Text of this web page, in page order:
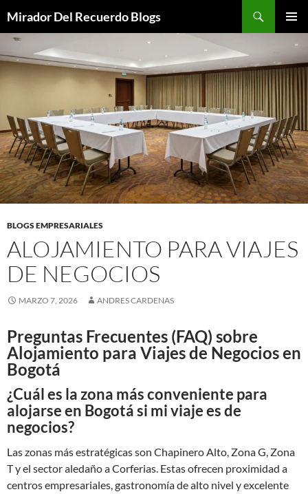
contenido
Mirador Del Recuerdo Blogs
BLOGS EMPRESARIALES
ALOJAMIENTO PARA VIAJES
DE NEGOCIOS
MARZO 7, 2026 ANDRES CARDENAS
Preguntas Frecuentes (FAQ) sobre
Alojamiento para Viajes de Negocios en
Bogotá
¿Cuál es la zona más conveniente para
alojarse en Bogotá si mi viaje es de
negocios?
Las zonas más estratégicas son Chapinero Alto, Zona G, Zona
T y el sector aledaño a Corferias. Estas ofrecen proximidad a
centros empresariales, gastronomía de alto nivel y excelente